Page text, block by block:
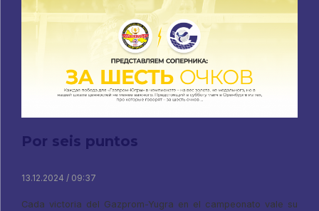
Por seis puntos
13.12.2024 / 09:37
Cada victoria del Gazprom-Yugra en el campeonato vale su